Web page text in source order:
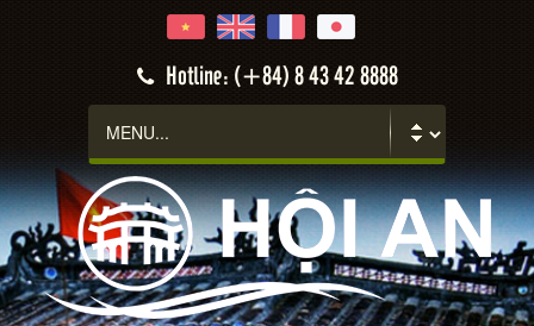
Hotline: (+84) 8 43 42 8888